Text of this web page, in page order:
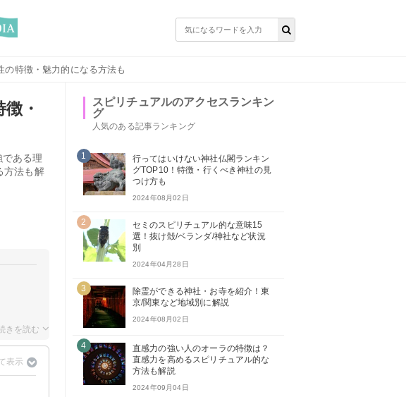
特徴・魅力的になる方法も
・
ある理
方法も解
スピリチュアルのアクセスランキン
グ
人気のある記事ランキング
1
行ってはいけない神社仏閣ランキン
グTOP10！特徴・行くべき神社の見
つけ方も
2024年08月02日
2
セミのスピリチュアル的な意味15
選！抜け殻/ベランダ/神社など状況
別
2024年04月28日
3
除霊ができる神社・お寺を紹介！東
京/関東など地域別に解説
2024年08月02日
4
直感力の強い人のオーラの特徴は？
直感力を高めるスピリチュアル的な
方法も解説
2024年09月04日